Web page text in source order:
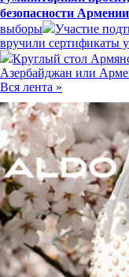
безопасности Армении
выборы
Участие
вручили сертификаты
Круглый стол
Азербайджан или
Вся лента »